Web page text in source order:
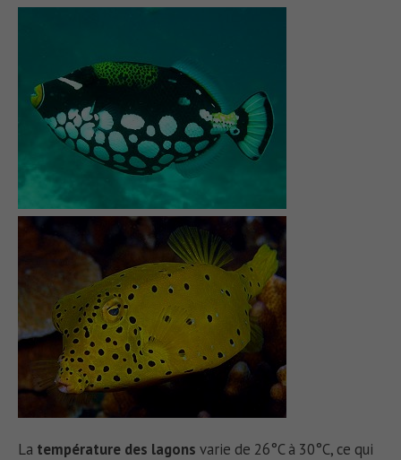
La température des lagons varie de 26°C à 30°C, ce qui